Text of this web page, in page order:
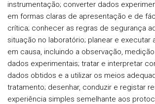
instrumentação; converter dados
em formas claras de apresentação e de
crítica; conhecer as regras de segurança
situação no laboratório; planear e executar
em causa, incluindo a observação,
dados experimentais; tratar e interpretar
dados obtidos e a utilizar os meios
tratamento; desenhar, conduzir e registar
experiência simples semelhante aos